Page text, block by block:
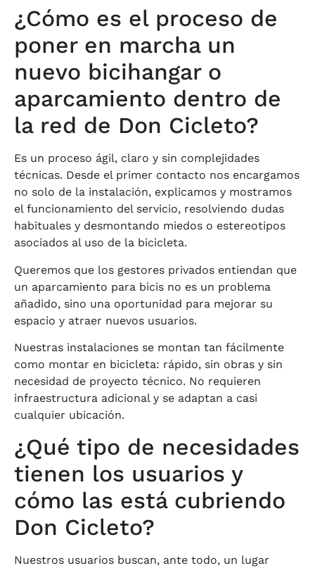
¿Cómo es el proceso de
poner en marcha un
nuevo bicihangar o
aparcamiento dentro de
la red de Don Cicleto?
Es un proceso ágil, claro y sin complejidades
técnicas. Desde el primer contacto nos encargamos
no solo de la instalación, explicamos y mostramos
el funcionamiento del servicio, resolviendo dudas
habituales y desmontando miedos o estereotipos
asociados al uso de la bicicleta.
Queremos que los gestores privados entiendan que
un aparcamiento para bicis no es un problema
añadido, sino una oportunidad para mejorar su
espacio y atraer nuevos usuarios.
Nuestras instalaciones se montan tan fácilmente
como montar en bicicleta: rápido, sin obras y sin
necesidad de proyecto técnico. No requieren
infraestructura adicional y se adaptan a casi
cualquier ubicación.
¿Qué tipo de necesidades
tienen los usuarios y
cómo las está cubriendo
Don Cicleto?
Nuestros usuarios buscan, ante todo, un lugar